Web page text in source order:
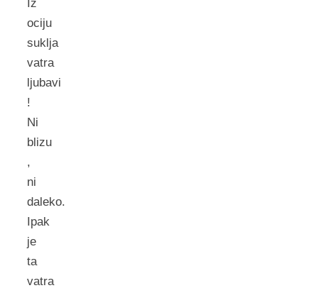
Iz
ociju
suklja
vatra
ljubavi
!
Ni
blizu
,
ni
daleko.
Ipak
je
ta
vatra